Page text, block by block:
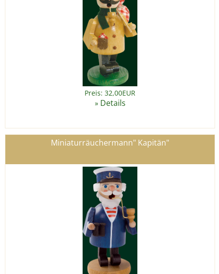
Preis: 32,00EUR
» Details
Miniaturräuchermann" Kapitän"